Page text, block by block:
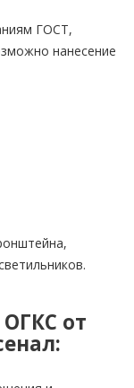
ГОСТ,
нанесение
от